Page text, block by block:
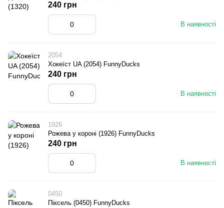
В наявності
240 грн
2054
Хокеїст UA (2054) FunnyDucks
В наявності
240 грн
1926
Рожева у короні (1926) FunnyDucks
В наявності
240 грн
0450
Піксель (0450) FunnyDucks